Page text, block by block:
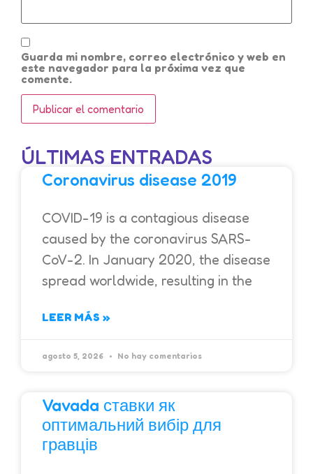
Guarda mi nombre, correo electrónico y web en
este navegador para la próxima vez que
comente.
ÚLTIMAS ENTRADAS
Coronavirus disease 2019
COVID-19 is a contagious disease
caused by the coronavirus SARS-
CoV-2. In January 2020, the disease
spread worldwide, resulting in the
LEER MÁS »
agosto 5, 2026 No hay comentarios
Vavada ставки як
оптимальний вибір для
гравців